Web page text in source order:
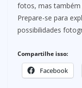
fotos, mas também
Prepare-se para
possibilidades
Compartilhe isso:
Facebook